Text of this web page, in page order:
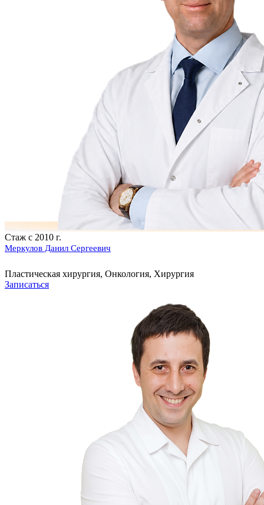
Стаж с 2010 г.
Меркулов Данил Сергеевич
Пластическая хирургия, Онкология, Хирургия
Записаться